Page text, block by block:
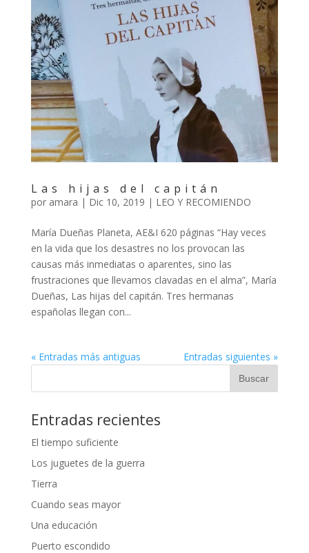
Las hijas del capitán
por amara | Dic 10, 2019 | LEO Y RECOMIENDO
María Dueñas Planeta, AE&I 620 páginas “Hay veces
en la vida que los desastres no los provocan las
causas más inmediatas o aparentes, sino las
frustraciones que llevamos clavadas en el alma”, María
Dueñas, Las hijas del capitán. Tres hermanas
españolas llegan con...
« Entradas más antiguas Entradas siguientes »
Entradas recientes
El tiempo suficiente
Los juguetes de la guerra
Tierra
Cuando seas mayor
Una educación
Puerto escondido